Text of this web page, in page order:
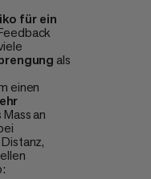
für ein
als
einen
an